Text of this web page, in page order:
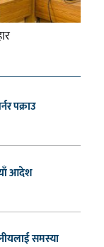
पक्राउ
आदेश
समस्या